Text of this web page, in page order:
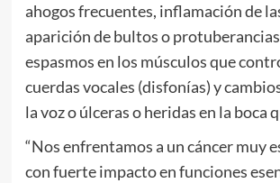
ahogos frecuentes, inflamación de
aparición de bultos o
espasmos en los músculos que
cuerdas vocales (disfonías) y
la voz o úlceras o heridas en la boca
“Nos enfrentamos a un cáncer muy
con fuerte impacto en funciones